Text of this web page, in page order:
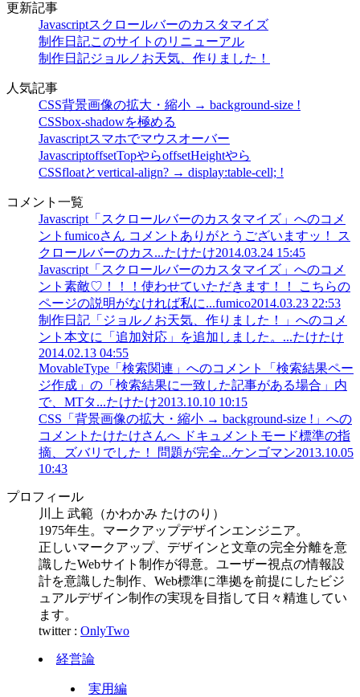
更新記事
Javascriptスクロールバーのカスタマイズ
制作日記このサイトのリニューアル
制作日記ジョルノお天気、作りました！
人気記事
CSS背景画像の拡大・縮小 → background-size !
CSSbox-shadowを極める
Javascriptスマホでマウスオーバー
JavascriptoffsetTopやらoffsetHeightやら
CSSfloatとvertical-align? → display:table-cell; !
コメント一覧
Javascript「スクロールバーのカスタマイズ」へのコメ
ント fumicoさん コメントありがとうございますッ！ ス
クロールバーのカス...たけたけ2014.03.24 15:45
Javascript「スクロールバーのカスタマイズ」へのコメ
ント 素敵♡！！！使わせていただきます！！ こちらの
ページの説明がなければ私に...fumico2014.03.23 22:53
制作日記「ジョルノお天気、作りました！」へのコメ
ント 本文に「追加対応」を追加しました。...たけたけ
2014.02.13 04:55
MovableType「検索関連」へのコメント
「検索結果ペー
ジ作成」の「検索結果に一致した記事がある場合」内
で、MTタ...たけたけ2013.10.10 10:15
CSS「背景画像の拡大・縮小 → background-size !」への
コメント たけたけさんへ ドキュメントモード標準の指
摘、ズバリでした！ 問題が完全...ケンゴマン2013.10.05
10:43
プロフィール
川上 武範（かわかみ たけのり）
1975年生。マークアップデザインエンジニア。
正しいマークアップ、デザインと文章の完全分離を意
識したWebサイト制作が得意。ユーザー視点の情報設
計を意識した制作、Web標準に準拠を前提にしたビジ
ュアルデザイン制作の実現を目指して日々精進してい
ます。
twitter : OnlyTwo
経営論
実用編